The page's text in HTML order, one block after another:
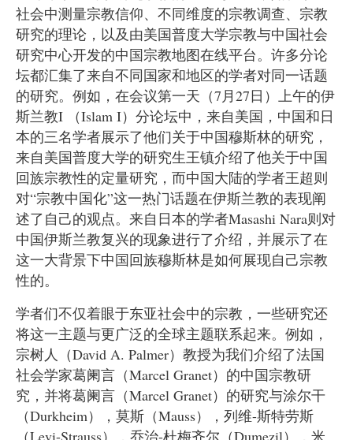
社会中测量宗教信仰、不同维度的宗教调查、宗教
研究的理论，以及由美国普度大学宗教与中国社会
研究中心开发的中国宗教地图在线平台。许多分论
坛都汇集了来自不同国家和地区的学者对同一话题
的研究。例如，在会议第一天（7月27日）上午的伊
斯兰教I （Islam I）分论坛中，来自美国，中国和日
本的三名学者展示了他们关于中国穆斯林的研究，
来自美国普度大学的研究生王镇介绍了他关于中国
回族宗教性的定量研究，而中国大陆的学者王超则
对“宗教中国化”这一热门话题在伊斯兰教的表现阐
述了自己的观点。来自日本的学者Masashi Nara则对
中国伊斯兰教复兴的现象进行了介绍，并展示了在
这一大背景下中国回族穆斯林是如何展现自己宗教
性的。
学者们不仅着眼于东亚社会中的宗教，一些研究还
将这一主题与更广泛的全球主题联系起来。例如，
宗树人（David A. Palmer）教授为我们介绍了法国
社会学家葛阑言（Marcel Granet）的中国宗教研
究，并将葛阑言（Marcel Granet）的研究与涂尔干
（Durkheim），莫斯（Mauss），列维-斯特劳斯
（Levi-Strauss），乔治-杜梅齐尔（Dumezil），米